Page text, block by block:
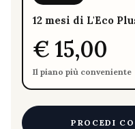
12 mesi di L'Eco
€ 15,00
Il piano più conveniente
PROCEDI